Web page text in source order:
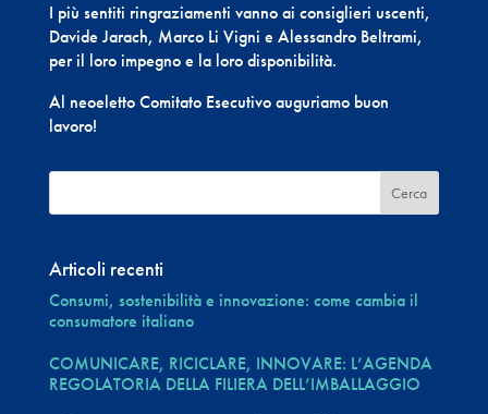
I più sentiti ringraziamenti vanno ai consiglieri uscenti,
Davide Jarach, Marco Li Vigni e Alessandro Beltrami,
per il loro impegno e la loro disponibilità.
Al neoeletto Comitato Esecutivo auguriamo buon
lavoro!
Articoli recenti
Consumi, sostenibilità e innovazione: come cambia il
consumatore italiano
COMUNICARE, RICICLARE, INNOVARE: L’AGENDA
REGOLATORIA DELLA FILIERA DELL’IMBALLAGGIO